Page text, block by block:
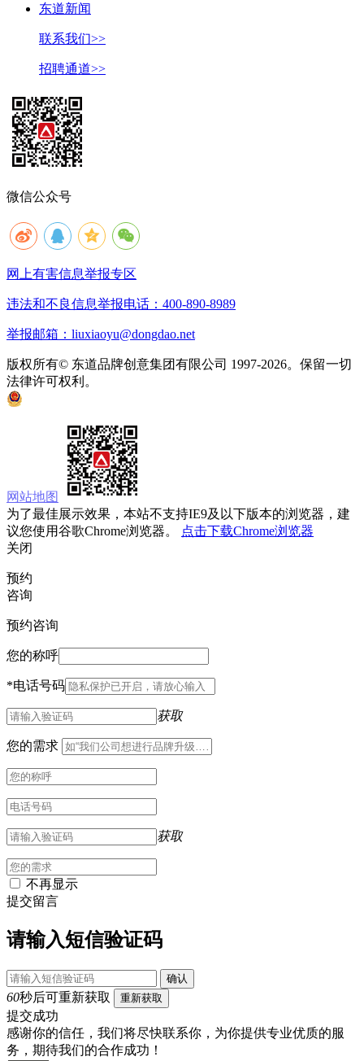
东道新闻
联系我们>>
招聘通道>>
微信公众号
网上有害信息举报专区
违法和不良信息举报电话：400-890-8989
举报邮箱：liuxiaoyu@dongdao.net
版权所有© 东道品牌创意集团有限公司 1997-2026。保留一切
法律许可权利。
网站地图
为了最佳展示效果，本站不支持IE9及以下版本的浏览器，建
议您使用谷歌Chrome浏览器。
点击下载Chrome浏览器
关闭
预约
咨询
预约咨询
您的称呼
*电话号码
获取
您的需求
获取
不再显示
提交留言
请输入短信验证码
确认
60秒后可重新获取 重新获取
提交成功
感谢你的信任，我们将尽快联系你，为你提供专业优质的服
务，期待我们的合作成功！